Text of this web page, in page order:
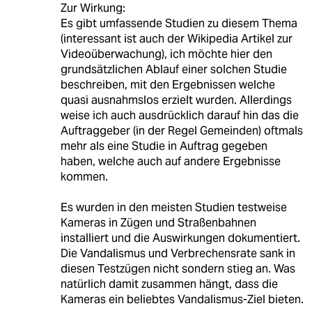
Zur Wirkung:
Es gibt umfassende Studien zu diesem Thema
(interessant ist auch der Wikipedia Artikel zur
Videoüberwachung), ich möchte hier den
grundsätzlichen Ablauf einer solchen Studie
beschreiben, mit den Ergebnissen welche
quasi ausnahmslos erzielt wurden. Allerdings
weise ich auch ausdrücklich darauf hin das die
Auftraggeber (in der Regel Gemeinden) oftmals
mehr als eine Studie in Auftrag gegeben
haben, welche auch auf andere Ergebnisse
kommen.
Es wurden in den meisten Studien testweise
Kameras in Zügen und Straßenbahnen
installiert und die Auswirkungen dokumentiert.
Die Vandalismus und Verbrechensrate sank in
diesen Testzügen nicht sondern stieg an. Was
natürlich damit zusammen hängt, dass die
Kameras ein beliebtes Vandalismus-Ziel bieten.